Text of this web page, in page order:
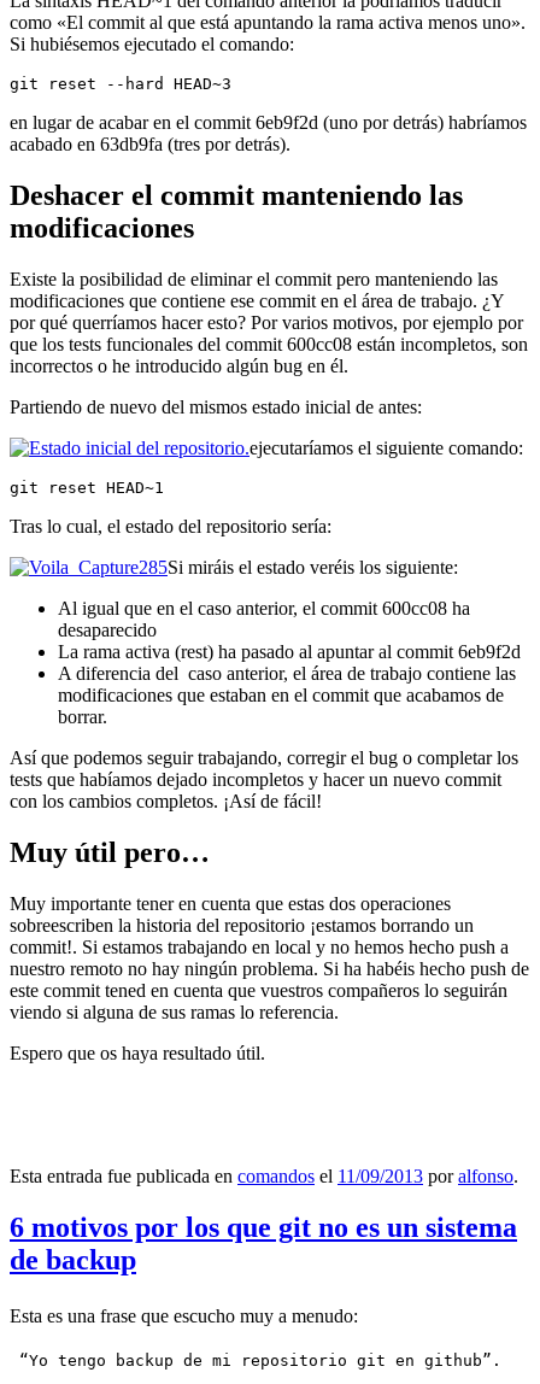
como «El commit al que está apuntando la rama activa menos uno».
Si hubiésemos ejecutado el comando:
git reset --hard HEAD~3
en lugar de acabar en el commit 6eb9f2d (uno por detrás) habríamos
acabado en 63db9fa (tres por detrás).
Deshacer el commit manteniendo las
modificaciones
Existe la posibilidad de eliminar el commit pero manteniendo las
modificaciones que contiene ese commit en el área de trabajo. ¿Y
por qué querríamos hacer esto? Por varios motivos, por ejemplo por
que los tests funcionales del commit 600cc08 están incompletos, son
incorrectos o he introducido algún bug en él.
Partiendo de nuevo del mismos estado inicial de antes:
ejecutaríamos el siguiente comando:
git reset HEAD~1
Tras lo cual, el estado del repositorio sería:
Si miráis el estado veréis los siguiente:
Al igual que en el caso anterior, el commit 600cc08 ha
desaparecido
La rama activa (rest) ha pasado al apuntar al commit 6eb9f2d
A diferencia del caso anterior, el área de trabajo contiene las
modificaciones que estaban en el commit que acabamos de
borrar.
Así que podemos seguir trabajando, corregir el bug o completar los
tests que habíamos dejado incompletos y hacer un nuevo commit
con los cambios completos. ¡Así de fácil!
Muy útil pero…
Muy importante tener en cuenta que estas dos operaciones
sobreescriben la historia del repositorio ¡estamos borrando un
commit!. Si estamos trabajando en local y no hemos hecho push a
nuestro remoto no hay ningún problema. Si ha habéis hecho push de
este commit tened en cuenta que vuestros compañeros lo seguirán
viendo si alguna de sus ramas lo referencia.
Espero que os haya resultado útil.
Esta entrada fue publicada en comandos el 11/09/2013 poralfonso.
6 motivos por los que git no es un sistema
de backup
Esta es una frase que escucho muy a menudo:
“Yo tengo backup de mi repositorio git en github”.